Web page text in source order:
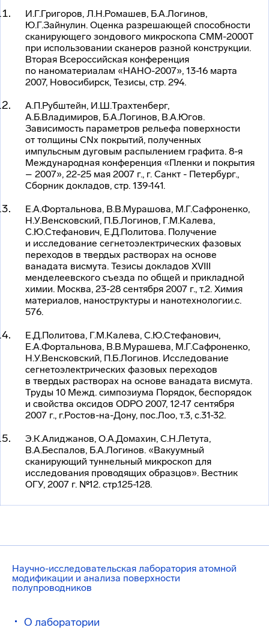
Научно-исследовательская лаборатория атомной
модификации и анализа поверхности
полупроводников
О лаборатории
И.Г.Григоров, Л.Н.Ромашев, Б.А.Логинов,
Ю.Г.Зайнулин. Оценка разрешающей способности
сканирующего зондового микроскопа СММ-2000Т
при использовании сканеров разной конструкции.
Вторая Всероссийская конференция
по наноматериалам «НАНО-2007», 13-16 марта
2007, Новосибирск, Тезисы, стр. 294.
А.П.Рубштейн, И.Ш.Трахтенберг,
А.Б.Владимиров, Б.А.Логинов, В.А.Югов.
Зависимость параметров рельефа поверхности
от толщины CNx покрытий, полученных
импульсным дуговым распылением графита. 8-я
Международная конференция «Пленки и покрытия
– 2007», 22-25 мая 2007 г., г. Санкт - Петербург.,
Сборник докладов, стр. 139-141.
Е.А.Фортальнова, В.В.Мурашова, М.Г.Сафроненко,
Н.У.Венсковский, П.Б.Логинов, Г.М.Калева,
С.Ю.Стефанович, Е.Д.Политова. Получение
и исследование сегнетоэлектрических фазовых
переходов в твердых растворах на основе
ванадата висмута. Тезисы докладов XVIII
менделеевского съезда по общей и прикладной
химии. Москва, 23-28 сентября 2007 г., т.2. Химия
материалов, наноструктуры и нанотехнологии.с.
576.
Е.Д.Политова, Г.М.Калева, С.Ю.Стефанович,
Е.А.Фортальнова, В.В.Мурашева, М.Г.Сафроненко,
Н.У.Венсковский, П.Б.Логинов. Исследование
сегнетоэлектрических фазовых переходов
в твердых растворах на основе ванадата висмута.
Труды 10 Межд. симпозиума Порядок, беспорядок
и свойства оксидов ODPO 2007, 12-17 сентября
2007 г., г.Ростов-на-Дону, пос.Лоо, т.3, с.31-32.
Э.К.Алиджанов, О.А.Домахин, С.Н.Летута,
В.А.Беспалов, Б.А.Логинов. «Вакуумный
сканирующий туннельный микроскоп для
исследования проводящих образцов». Вестник
ОГУ, 2007 г. №12. стр.125-128.